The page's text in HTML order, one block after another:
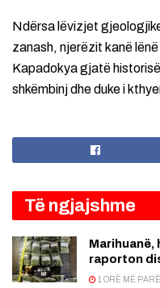
Ndërsa lëvizjet
zanash, njerëzit kanë
Kapadokya gjatë
shkëmbinj dhe duke i
Të ngjajshme
Marihuanë,
raporton
1 ORË MË PARË